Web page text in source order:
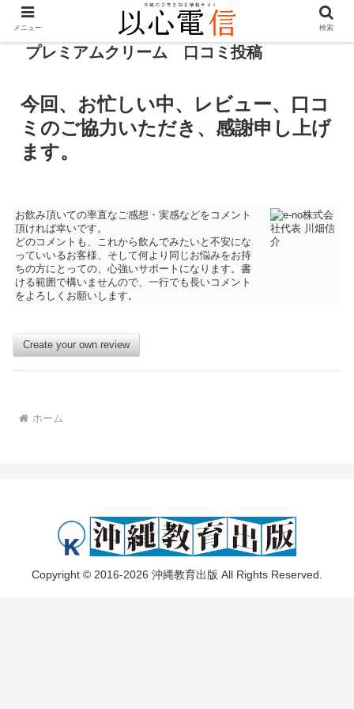
プレミアムクリーム 口コミ投稿
今回、お忙しい中、レビュー、口コ
ミのご協力いただき、感謝申し上げ
ます。
お飲み頂いての率直なご感想・実感などをコメント
頂ければ幸いです。
どのコメントも、これから飲んでみたいと不安にな
っていいるお客様、そして何より同じお悩みをお持
ちの方にとっての、心強いサポートになります。書
ける範囲で構いませんので、一行でも長いコメント
をよろしくお願いします。
Create your own review
ホーム
Copyright © 2016-2026 沖縄教育出版 All Rights Reserved.
メニュー 検索